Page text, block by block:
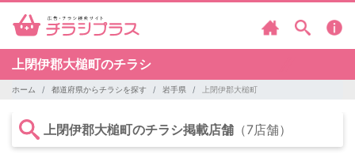
上閉伊郡大槌町のチラシ
ホーム 都道府県からチラシを探す 岩手県 上閉伊郡大槌町
上閉伊郡大槌町のチラシ掲載店舗 （7店舗）